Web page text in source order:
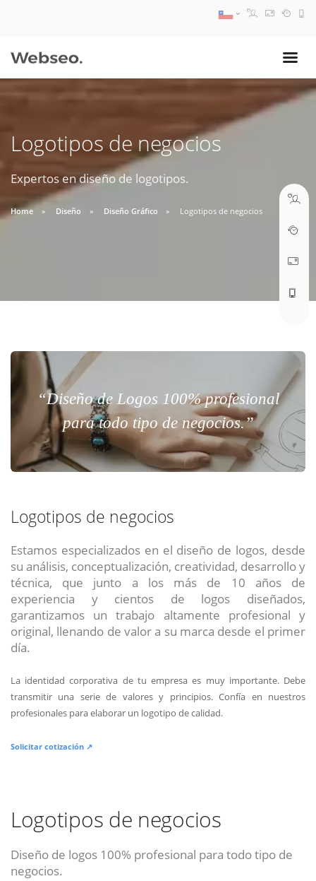
Logotipos de negocios
Expertos en diseño de logotipos.
Home Diseño Diseño Gráfico Logotipos de negocios
“Diseño de Logos 100% profesional
para todo tipo de negocios.”
Logotipos de negocios
Estamos especializados en el diseño de logos, desde
su análisis, conceptualización, creatividad, desarrollo y
técnica, que junto a los más de 10 años de
experiencia y cientos de logos diseñados,
garantizamos un trabajo altamente profesional y
original, llenando de valor a su marca desde el primer
día.
La identidad corporativa de tu empresa es muy importante. Debe
transmitir una serie de valores y principios. Confía en nuestros
profesionales para elaborar un logotipo de calidad.
Solicitar cotización ↗
Logotipos de negocios
Diseño de logos 100% profesional para todo tipo de
negocios.
09:30 AM A 18:30 PM
soporte@webseo.cl